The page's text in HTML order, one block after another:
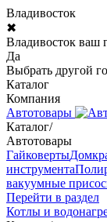
Владивосток
✖
Владивосток ваш
Да
Выбрать другой
Каталог
Компания
Автотовары
Каталог/
Автотовары
Гайковерты
инструмента
вакуумные
Перейти в раздел
Котлы и